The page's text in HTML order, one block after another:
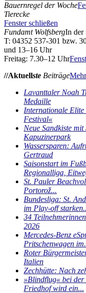
Bauernregel der Woche
Tierecke
Fenster schließen
Fundamt WolfsbergIn der
T: 04352 537-301 bzw.
und 13–16 Uhr
Freitag: 7.30–12 Uhr
//Aktuellste Beiträge
Lavanttaler Noah
Medaille
Internationale
Festival«
Neue Sandkiste
Kapuzinerpark
Wassersparen:
Gertraud
Saisonstart im
Regionalliga,
St. Pauler
Portorož...
Bundesliga: St.
im Play-off
34
2026
Mercedes-Benz
Pritschenwagen
Roter
Italien
Zechhütte: Nach
»Blindflug« bei
Friedhof wird ein...